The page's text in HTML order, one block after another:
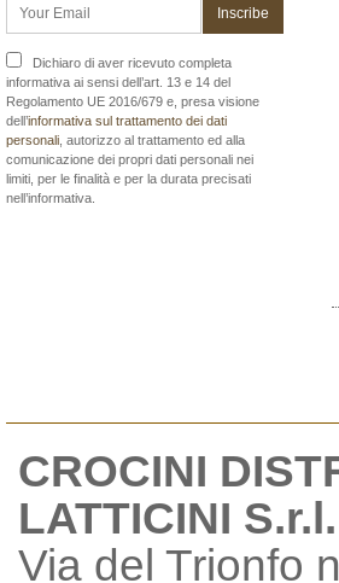
Dichiaro di aver ricevuto completa
informativa ai sensi dell’art. 13 e 14 del
Regolamento UE 2016/679 e, presa visione
dell’informativa sul trattamento dei dati
personali , autorizzo al trattamento ed alla
comunicazione dei propri dati personali nei
limiti, per le finalità e per la durata precisati
nell’informativa.
CROCINI
LATTICINI S.r.l.
Via del Trionfo